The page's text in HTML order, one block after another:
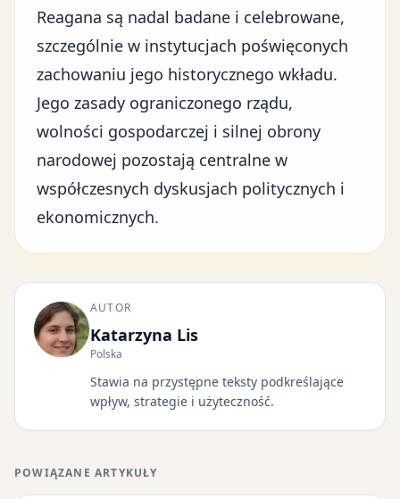
Reagana są nadal badane i celebrowane,
szczególnie w instytucjach poświęconych
zachowaniu jego historycznego wkładu.
Jego zasady ograniczonego rządu,
wolności gospodarczej i silnej obrony
narodowej pozostają centralne w
współczesnych dyskusjach politycznych i
ekonomicznych.
AUTOR
Katarzyna Lis
Polska
Stawia na przystępne teksty podkreślające
wpływ, strategie i użyteczność.
POWIĄZANE ARTYKUŁY